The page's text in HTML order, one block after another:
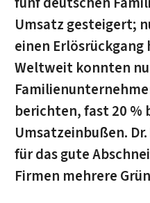
Umsatz gesteigert;
einen Erlösrückgang
Weltweit konnten
berichten, fast 20 %
Umsatzeinbußen.
für das gute
Firmen mehrere